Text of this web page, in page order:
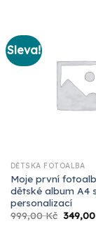
Sleva!
DĚTSKÁ FOTOALBA
Moje první
dětské album A4 s
personalizací
999,00Kč
cena
349,00